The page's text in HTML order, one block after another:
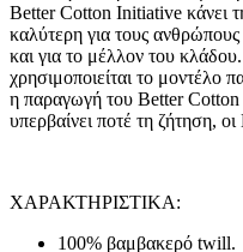
Better Cotton Initiative κάνει
καλύτερη για τους
και για το μέλλον του
χρησιμοποιείται το μοντέλο
η παραγωγή του Better Cotton
υπερβαίνει ποτέ τη ζήτηση,
ΧΑΡΑΚΤΗΡΙΣΤΙΚΑ:
100% βαμβακερό twill.